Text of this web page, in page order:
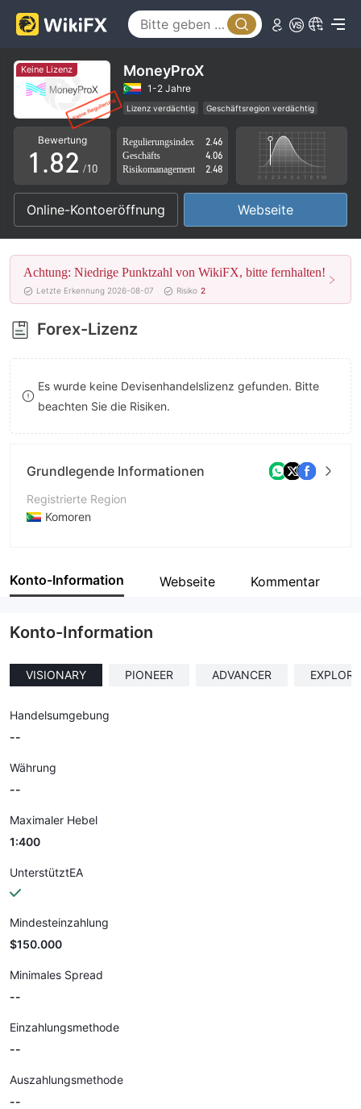
Keine Lizenz MoneyProX
1-2 Jahre
Lizenz verdächtig
Geschäftsregion verdächtig
Hohes potenzielles Risiko
Bewertung
0
1
2
3
4
5
6
7
8
9
.
4
5
6
7
8
9
0
1
2
3
4
5
6
7
8
9
/10
Regulierungsindex
2.46
Geschäfts
4.06
Risikomanagement
2.48
Online-Kontoeröffnung Webseite
Achtung: Niedrige Punktzahl von WikiFX, bitte fernhalten!
Letzte Erkennung 2026-08-07 Risiko 2
Forex-Lizenz
Es wurde keine Devisenhandelslizenz gefunden. Bitte
beachten Sie die Risiken.
Grundlegende Informationen
Registrierte Region
Komoren
Unternehmen
Konto-Information Webseite Kommentar
Konto-Information
VISIONARY PIONEER ADVANCER
Handelsumgebung
--
Währung
--
Maximaler Hebel
1:400
UnterstütztEA
Mindesteinzahlung
$150.000
Minimales Spread
--
Einzahlungsmethode
--
Auszahlungsmethode
--